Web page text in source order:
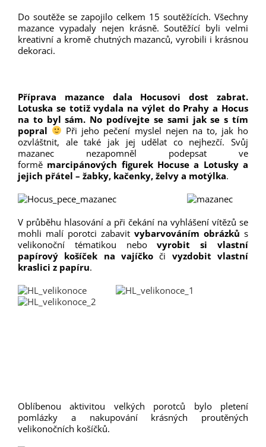
Do soutěže se zapojilo celkem 15 soutěžících. Všechny
mazance vypadaly nejen krásně. Soutěžící byli velmi
kreativní a kromě chutných mazanců, vyrobili i krásnou
dekoraci.
Příprava mazance dala Hocusovi dost zabrat.
Lotuska se totiž vydala na výlet do Prahy a Hocus
na to byl sám. No podívejte se sami jak se s tím
popral
Při jeho pečení myslel nejen na to, jak ho
ozvláštnit, ale také jak jej udělat co nejhezčí. Svůj
mazanec nezapomněl podepsat ve
formě marcipánových figurek Hocuse a Lotusky a
jejich přátel – žabky, kačenky, želvy a motýlka.
V průběhu hlasování a při čekání na vyhlášení vítězů se
mohli malí porotci zabavit vybarvováním obrázků s
velikonoční tématikou nebovyrobit si vlastní
papírový košíček na vajíčko či vyzdobit vlastní
kraslici z papíru.
Oblíbenou aktivitou velkých porotců bylo pletení
pomlázky a nakupování krásných proutěných
velikonočních košíčků.